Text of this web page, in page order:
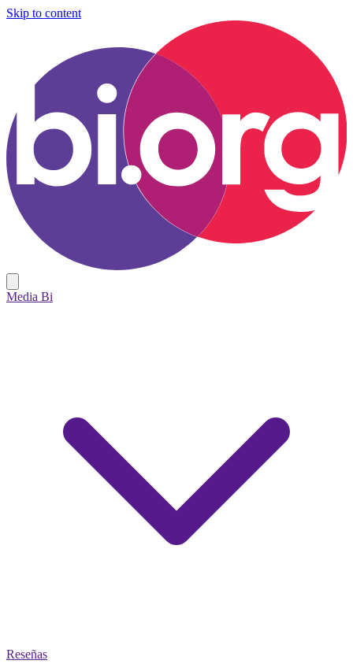
Skip to content
Media Bi
Reseñas